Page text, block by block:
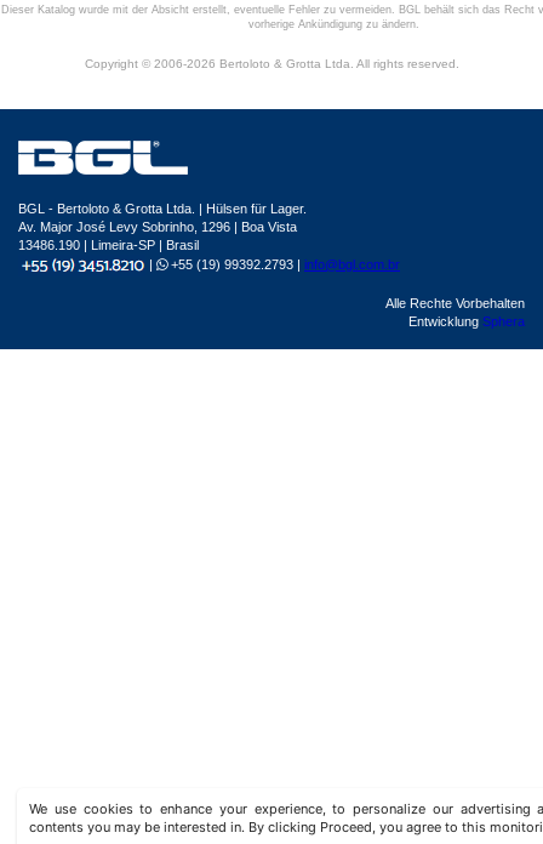
Dieser Katalog wurde mit der Absicht erstellt, eventuelle Fehler zu vermeiden. BGL behält sich das Recht
vorherige Ankündigung zu ändern.
Copyright © 2006-2026 Bertoloto & Grotta Ltda. All rights reserved.
We use cookies to enhance your experience, to personalize our advertising
contents you may be interested in. By clicking Proceed, you agree to this
BGL - Bertoloto & Grotta Ltda. | Hülsen für Lager.
Av. Major José Levy Sobrinho, 1296 | Boa Vista
13486.190 | Limeira-SP | Brasil
|
+55 (19) 99392.2793 | info@bgl.com.br
Alle Rechte Vorbehalten
Entwicklung Sphera